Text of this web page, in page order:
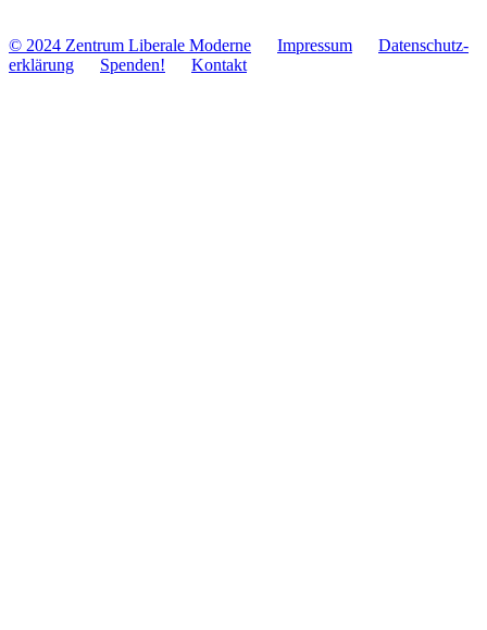
© 2024 Zentrum Libe­rale Moderne Impres­sum
Daten­schutz­
er­klä­rung
Spenden! Kontakt